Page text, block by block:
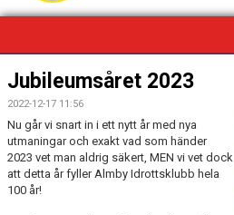
HEM
NYHETER
Jubileumsåret 2023
2022-12-17 11:56
Nu går vi snart in i ett nytt år med nya
utmaningar och exakt vad som händer
2023 vet man aldrig säkert, MEN vi vet dock
att detta år fyller Almby Idrottsklubb hela
100 år!